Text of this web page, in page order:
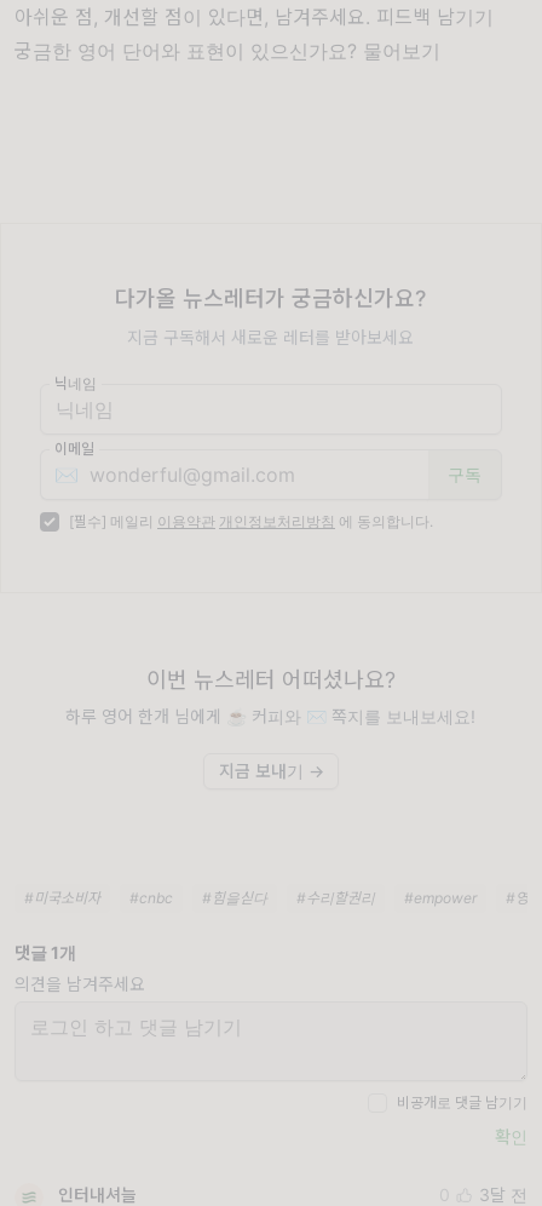
아쉬운 점, 개선할 점이 있다면, 남겨주세요. 피드백 남기기
궁금한 영어 단어와 표현이 있으신가요? 물어보기
다가올 뉴스레터가 궁금하신가요?
지금 구독해서 새로운 레터를 받아보세요
닉네임
이메일
✉️
[필수] 메일리 이용약관 개인정보처리방침 에 동의합니다.
이번 뉴스레터 어떠셨나요?
하루 영어 한개 님에게 ☕️ 커피와 ✉️ 쪽지를 보내보세요!
지금 보내기 →
#미국소비자 #cnbc #힘을싣다 #수리할권리 #empower #영어
댓글 1개
의견을 남겨주세요
비공개로 댓글 남기기
확인
인터내셔늘 0
3달 전